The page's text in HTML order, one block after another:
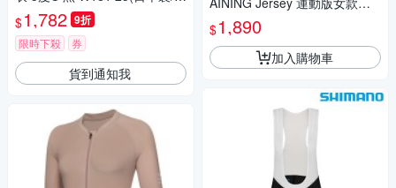
暖/秋冬/寒流/季節交替/吸汗速
乾/自行車/日本製)
$1,782 9折
限時下殺 券
貨到通知我
衣 (水藍)
$1,890
加入購物車